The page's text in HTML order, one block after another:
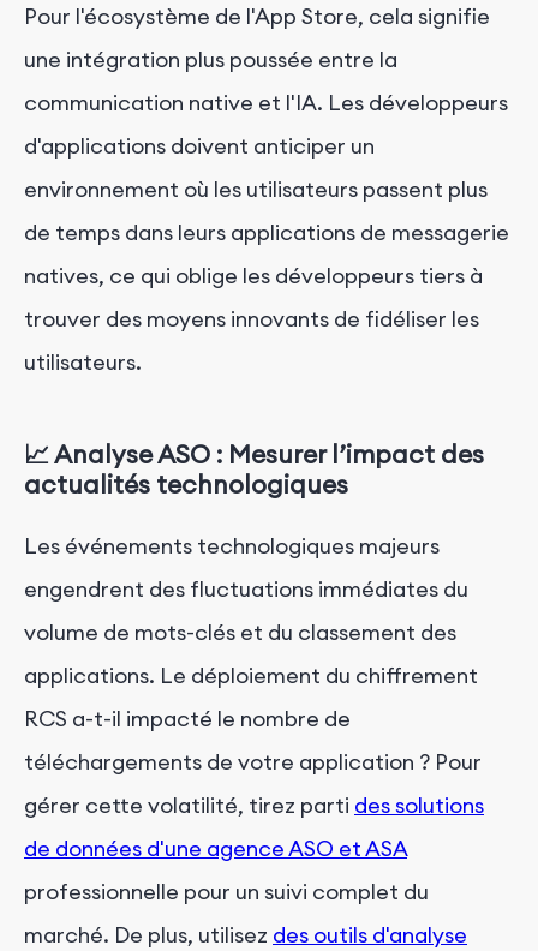
Pour l'écosystème de l'App Store, cela signifie
une intégration plus poussée entre la
communication native et l'IA. Les développeurs
d'applications doivent anticiper un
environnement où les utilisateurs passent plus
de temps dans leurs applications de messagerie
natives, ce qui oblige les développeurs tiers à
trouver des moyens innovants de fidéliser les
utilisateurs.
📈 Analyse ASO : Mesurer l’impact des
actualités technologiques
Les événements technologiques majeurs
engendrent des fluctuations immédiates du
volume de mots-clés et du classement des
applications. Le déploiement du chiffrement
RCS a-t-il impacté le nombre de
téléchargements de votre application ? Pour
gérer cette volatilité, tirez parti des solutions
de données d'une agence ASO et ASA
professionnelle pour un suivi complet du
marché. De plus, utilisez des outils d'analyse